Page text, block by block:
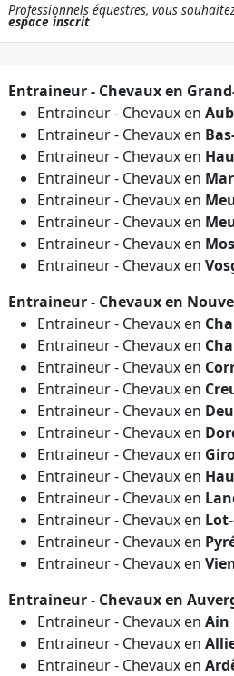
Professionnels équestres, vous
espace inscrit
Entraineur - Chevaux en
Entraineur - Chevaux en
Entraineur - Chevaux en
Entraineur - Chevaux en
Entraineur - Chevaux en
Entraineur - Chevaux en
Entraineur - Chevaux en
Entraineur - Chevaux en
Entraineur - Chevaux en
Entraineur - Chevaux en
Entraineur - Chevaux en
Entraineur - Chevaux en
Entraineur - Chevaux en
Entraineur - Chevaux en
Entraineur - Chevaux en
Entraineur - Chevaux en
Entraineur - Chevaux en
Entraineur - Chevaux en
Entraineur - Chevaux en
Entraineur - Chevaux en
Entraineur - Chevaux en
Entraineur - Chevaux en
Entraineur - Chevaux en
Entraineur - Chevaux en Ain
Entraineur - Chevaux en
Entraineur - Chevaux en